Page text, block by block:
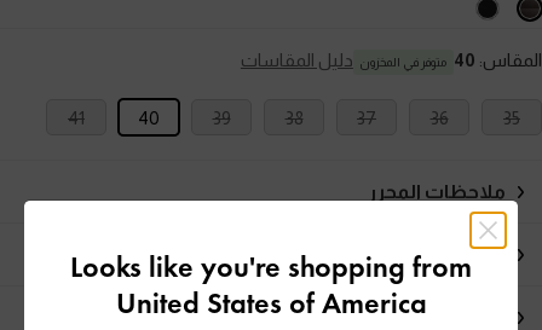
المقاس: 40 متوفر في المخزون دليل المقاسات
35
36
37
38
39
40
41
ملاحظات المحرر
تفاصيل المنتج وتعليمات العناية
العروض الحصرية
Looks like you're shopping from
United States of America